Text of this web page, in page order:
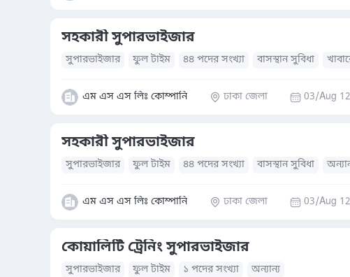
সহকারী সুপারভাইজার
সুপারভাইজার ফুল টাইম ৪৪ পদের সংখ্যা বাসস্থান সুবিধা
এম এস এস লিঃ কোম্পানি ঢাকা জেলা 03/Aug
সহকারী সুপারভাইজার
সুপারভাইজার ফুল টাইম ৪৪ পদের সংখ্যা বাসস্থান সুবিধা
এম এস এস লিঃ কোম্পানি ঢাকা জেলা 03/Aug
কোয়ালিটি ট্রেনিং সুপারভাইজার
সুপারভাইজার ফুল টাইম ১ পদের সংখ্যা অন্যান্য